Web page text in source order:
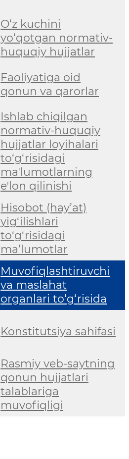
O‘z kuchini
yo‘qotgan normativ-
huquqiy hujjatlar
Faoliyatiga oid
qonun va qarorlar
Ishlab chiqilgan
normativ-huquqiy
hujjatlar loyihalari
to‘g‘risidagi
maʼlumotlarning
eʼlon qilinishi
Hisobot (hay’at)
yig‘ilishlari
to‘g‘risidagi
ma’lumotlar
Muvofiqlashtiruvchi
va maslahat
organlari to‘g‘risida
Konstitutsiya sahifasi
Rasmiy veb-saytning
qonun hujjatlari
talablariga
muvofiqligi